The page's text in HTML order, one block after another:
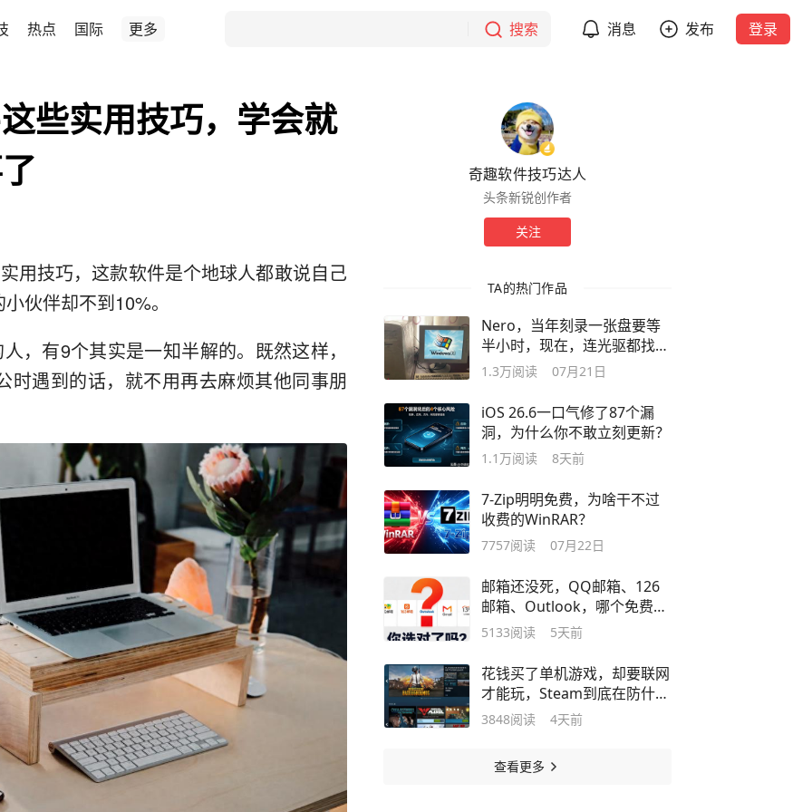
热点 国际 更多 搜索 消息 发布 登录
些实用技巧，学会就
用技巧，这款软件是个地球人都敢说自己
伙伴却不到10%。
，有9个其实是一知半解的。既然这样，
时遇到的话，就不用再去麻烦其他同事朋
奇趣软件技巧达人
头条新锐创作者
关注
TA的热门作品
Nero，当年刻录一张盘要等
半小时，现在，连光驱都找不
到了
1.3万阅读 07月21日
iOS 26.6一口气修了87个漏
洞，为什么你不敢立刻更新？
1.1万阅读 8天前
7-Zip明明免费，为啥干不过
收费的WinRAR？
7757阅读 07月22日
邮箱还没死，QQ邮箱、126
邮箱、Outlook，哪个免费邮
箱最能打？
5133阅读 5天前
花钱买了单机游戏，却要联网
才能玩，Steam到底在防什
么？
3848阅读 4天前
查看更多